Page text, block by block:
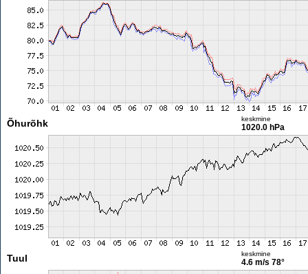
Õhurõhk keskmine
1020.0 hPa
Tuul keskmine
4.6 m/s 78°